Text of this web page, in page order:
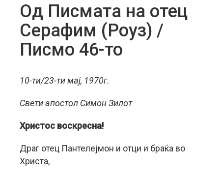
Од Писмата на отец
Серафим (Роуз) /
Писмо 46-то
10-ти/23-ти мај, 1970г.
Свети апостол Симон Зилот
Христос воскресна!
Драг отец Пантелејмон и отци и браќа во
Христа,